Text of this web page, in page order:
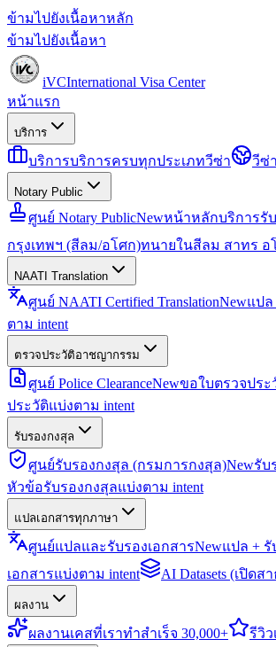
ข้ามไปยังเนื้อหาหลัก
ข้ามไปยังเนื้อหา
iVCInternational Visa Center
หน้าแรก
บริการ
บริการบริการครบทุกประเภทวีซ่า วีซ่
Notary Public
ศูนย์ Notary PublicNewหน้าหลักบริการรั
กรุงเทพฯ (สีลม/อโศก)ทนายในสีลม สาทร อ
NAATI Translation
ศูนย์ NAATI Certified TranslationNewแปล
ตาม intent
ตรวจประวัติอาชญากรรม
ศูนย์ Police ClearanceNewขอใบตรวจประ
ประวัติแบ่งตาม intent
รับรองกงสุล
ศูนย์รับรองกงสุล (กรมการกงสุล)Newรับ
หัวข้อรับรองกงสุลแบ่งตาม intent
แปลเอกสารทุกภาษา
ศูนย์แปลและรับรองเอกสารNewแปล + รั
เอกสารแบ่งตาม intent
AI Datasets (เปิด
ผลงาน
ผลงานเคสที่เราทำสำเร็จ 30,000+ รีวิว